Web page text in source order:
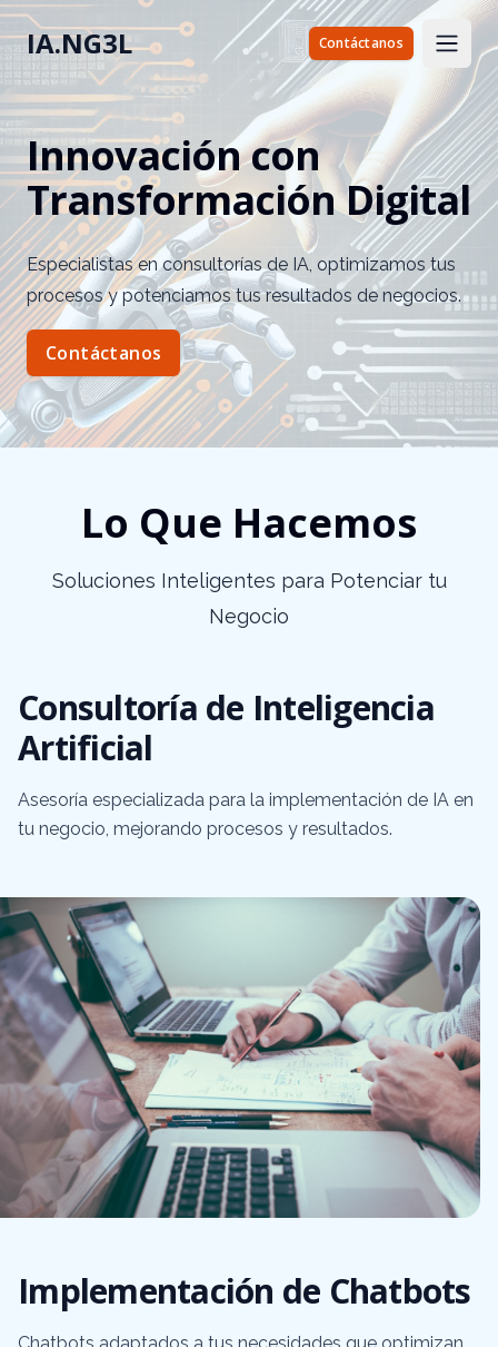
IA.NG3L Contáctanos Open
Innovación con
Transformación Digital
Especialistas en consultorías de IA, optimizamos tus
procesos y potenciamos tus resultados de negocios.
Contáctanos
Lo Que Hacemos
Soluciones Inteligentes para Potenciar tu
Negocio
Consultoría de Inteligencia
Artificial
Asesoría especializada para la implementación de IA en
tu negocio, mejorando procesos y resultados.
Implementación de Chatbots